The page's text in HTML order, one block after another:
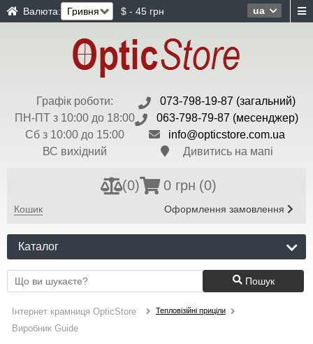
ua
Валюта: $ - 45 грн
Графік роботи:
ПН-ПТ з 10:00 до 18:00
Сб з 10:00 до 15:00
ВС вихідний
073-798-19-87 (загальний)
063-798-79-87 (месенджер)
info@opticstore.com.ua
Дивитись на мапі
(0) 0 грн (0)
Кошик Оформлення замовлення
Каталог
Пошук
Інтернет крамниця OpticStore Тепловізійні приціли
Виробник Guide